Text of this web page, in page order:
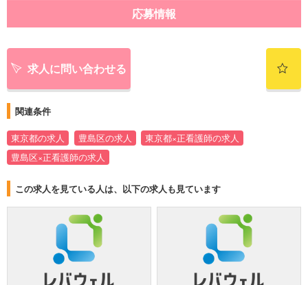
応募情報
求人に問い合わせる
関連条件
東京都の求人 豊島区の求人
東京都×正看護師の求人
豊島区×正看護師の求人
この求人を見ている人は、以下の求人も見ています